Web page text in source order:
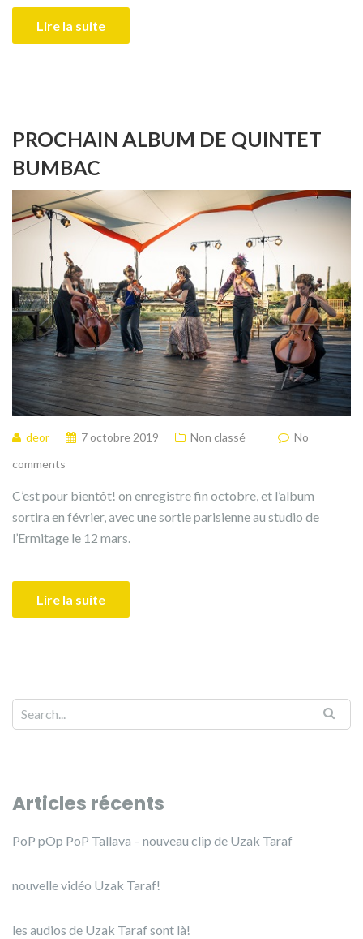
Lire la suite
PROCHAIN ALBUM DE QUINTET
BUMBAC
deor 7 octobre 2019 Non classé
No
comments
C’est pour bientôt! on enregistre fin octobre, et l’album
sortira en février, avec une sortie parisienne au studio de
l’Ermitage le 12 mars.
Lire la suite
Articles récents
PoP pOp PoP Tallava – nouveau clip de Uzak Taraf
nouvelle vidéo Uzak Taraf!
les audios de Uzak Taraf sont là!